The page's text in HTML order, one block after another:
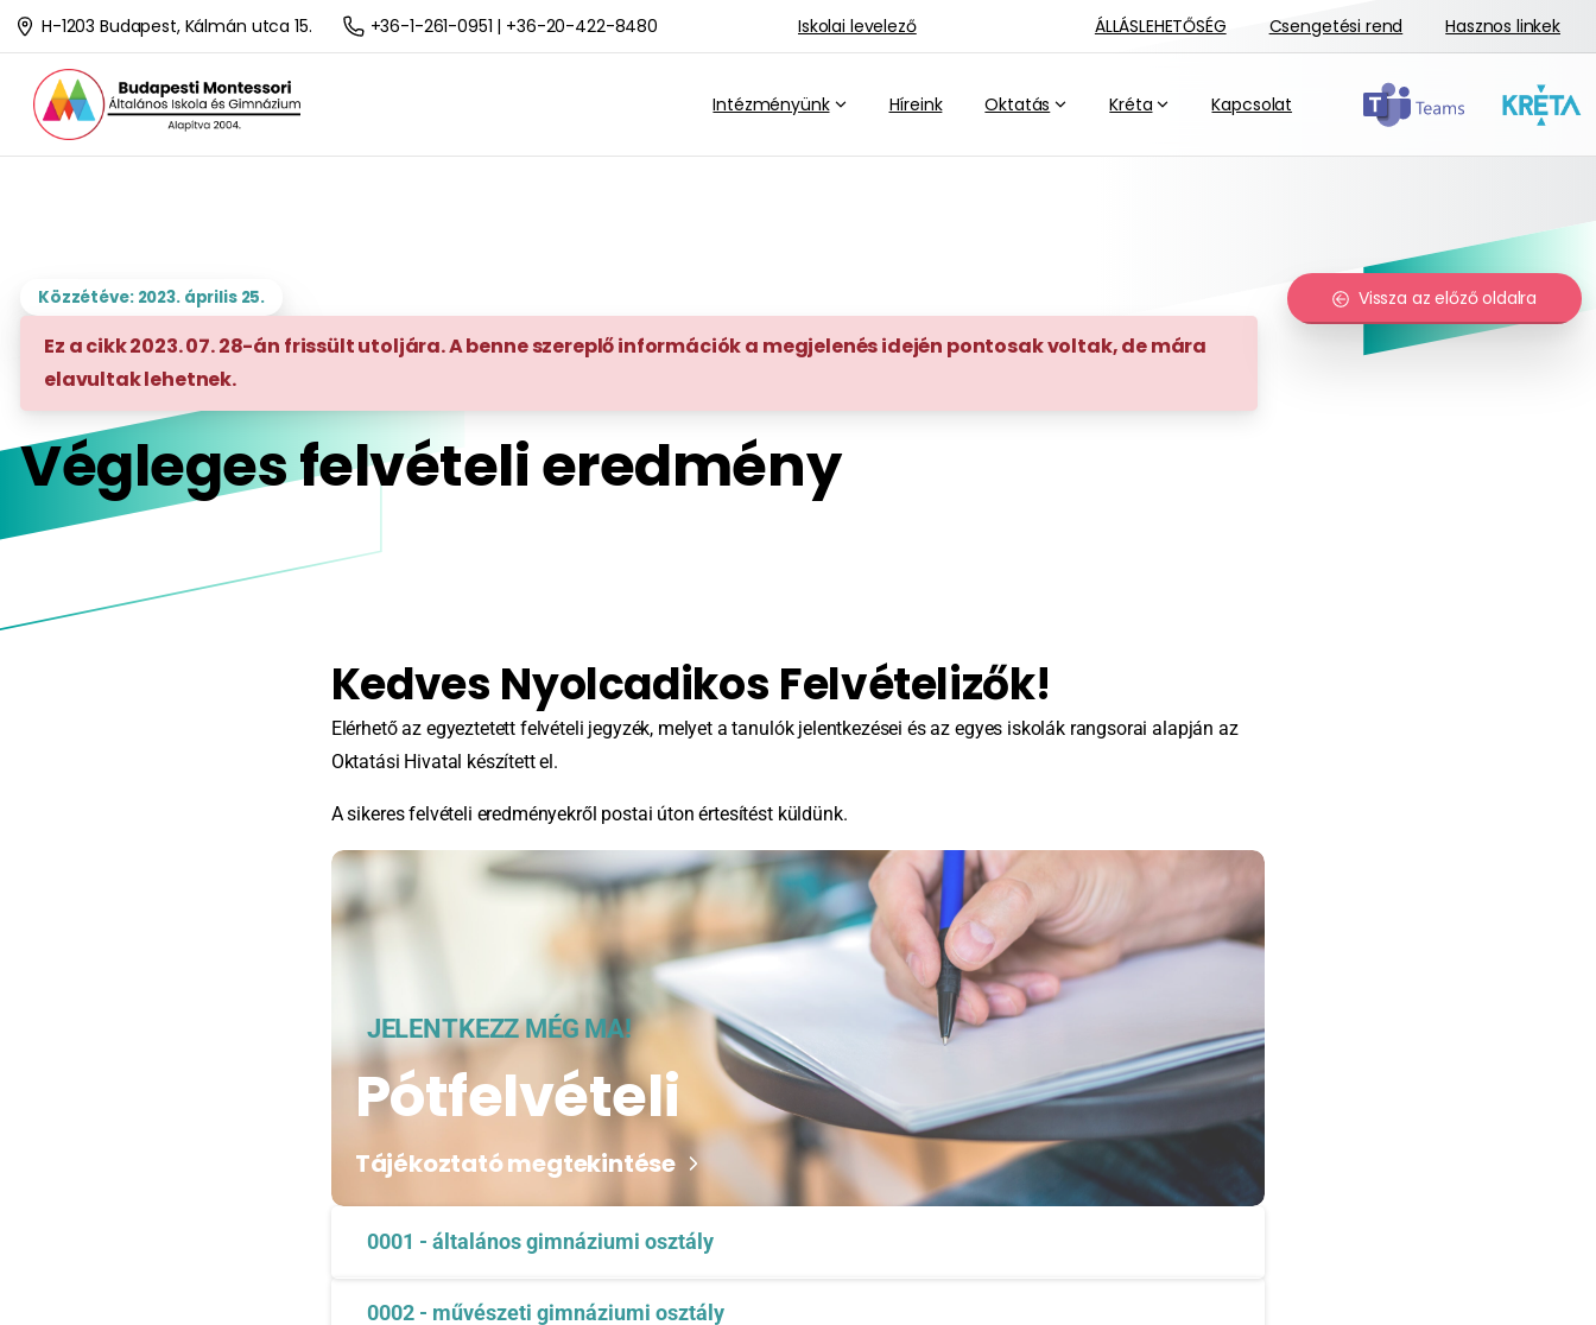
H-1203 Budapest, Kálmán utca 15. +36-1-261-0951 | +36-20-422-8480 Iskolai levelező ÁLLÁSLEHETŐSÉG Csengetési rend Hasznos linkek
Intézményünk Híreink Oktatás Kréta Kapcsolat
Közzétéve: 2023. április 25.
Ez a cikk 2023. 07. 28-án frissült utoljára. A benne szereplő információk a megjelenés idején pontosak voltak, de mára
elavultak lehetnek.
Végleges felvételi eredmény
Vissza az előző oldalra
Kedves Nyolcadikos Felvételizők!
Elérhető az egyeztetett felvételi jegyzék, melyet a tanulók jelentkezései és az egyes iskolák rangsorai alapján az
Oktatási Hivatal készített el.
A sikeres felvételi eredményekről postai úton értesítést küldünk.
JELENTKEZZ MÉG MA!
Pótfelvételi
Tájékoztató megtekintése
0001 - általános gimnáziumi osztály
0002 - művészeti gimnáziumi osztály